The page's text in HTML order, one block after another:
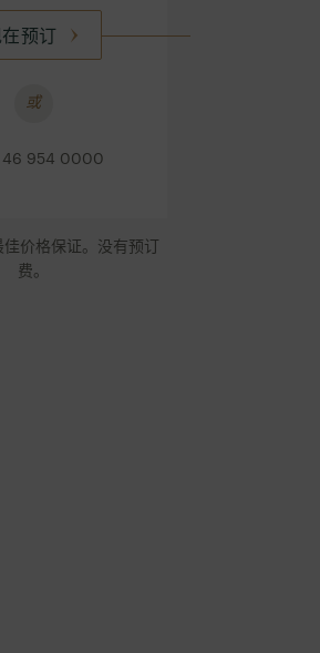
预订
或
46 954 0000
价格保证。没有预订
费。